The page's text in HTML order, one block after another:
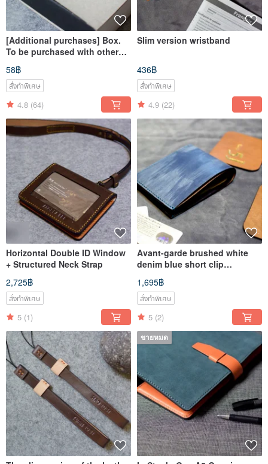
[Additional purchases] Box.
To be purchased with other
products
58฿
สั่งทำพิเศษ
4.8 (64)
Slim version wristband
436฿
สั่งทำพิเศษ
4.9 (22)
Horizontal Double ID Window
+ Structured Neck Strap
2,725฿
สั่งทำพิเศษ
5 (1)
Avant-garde brushed white
denim blue short clip
lightweight style
1,695฿
สั่งทำพิเศษ
5 (2)
ขายหมด